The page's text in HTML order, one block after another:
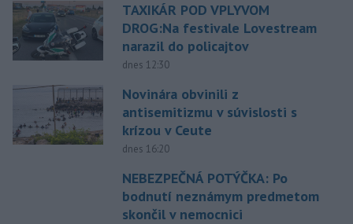
TAXIKÁR POD VPLYVOM
DROG:Na festivale Lovestream
narazil do policajtov
dnes 12:30
Novinára obvinili z
antisemitizmu v súvislosti s
krízou v Ceute
dnes 16:20
NEBEZPEČNÁ POTÝČKA: Po
bodnutí neznámym predmetom
skončil v nemocnici